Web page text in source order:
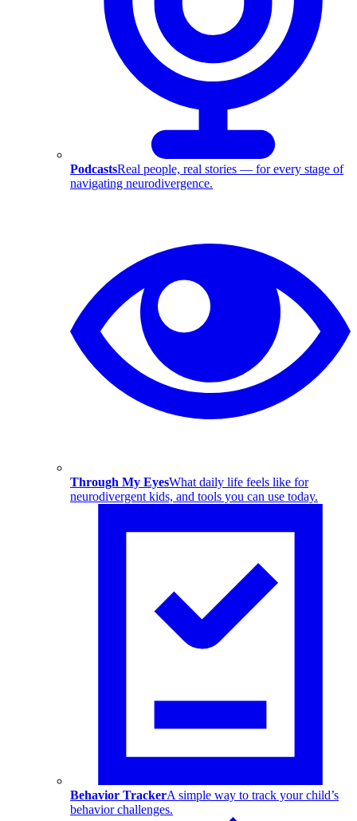
PodcastsReal people, real stories — for every stage of
navigating neurodivergence.
Through My EyesWhat daily life feels like for
neurodivergent kids, and tools you can use today.
Behavior TrackerA simple way to track your child’s
behavior challenges.